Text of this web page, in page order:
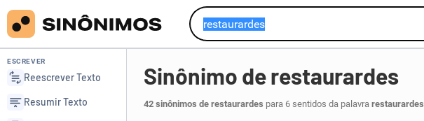
ESCREVER
Reescrever Texto
Resumir Texto
Sinônimo de restaurardes
42 sinônimos de restaurardes para 6 sentidos da palavra restaurardes